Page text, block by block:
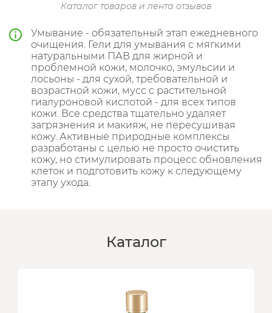
Каталог товаров и лента отзывов
Умывание - обязательный этап ежедневного
очищения. Гели для умывания с мягкими
натуральными ПАВ для жирной и
проблемной кожи, молочко, эмульсии и
лосьоны - для сухой, требовательной и
возрастной кожи, мусс с растительной
гиалуроновой кислотой - для всех типов
кожи. Все средства тщательно удаляет
загрязнения и макияж, не пересушивая
кожу. Активные природные комплексы
разработаны с целью не просто очистить
кожу, но стимулировать процесс обновления
клеток и подготовить кожу к следующему
этапу ухода.
Каталог